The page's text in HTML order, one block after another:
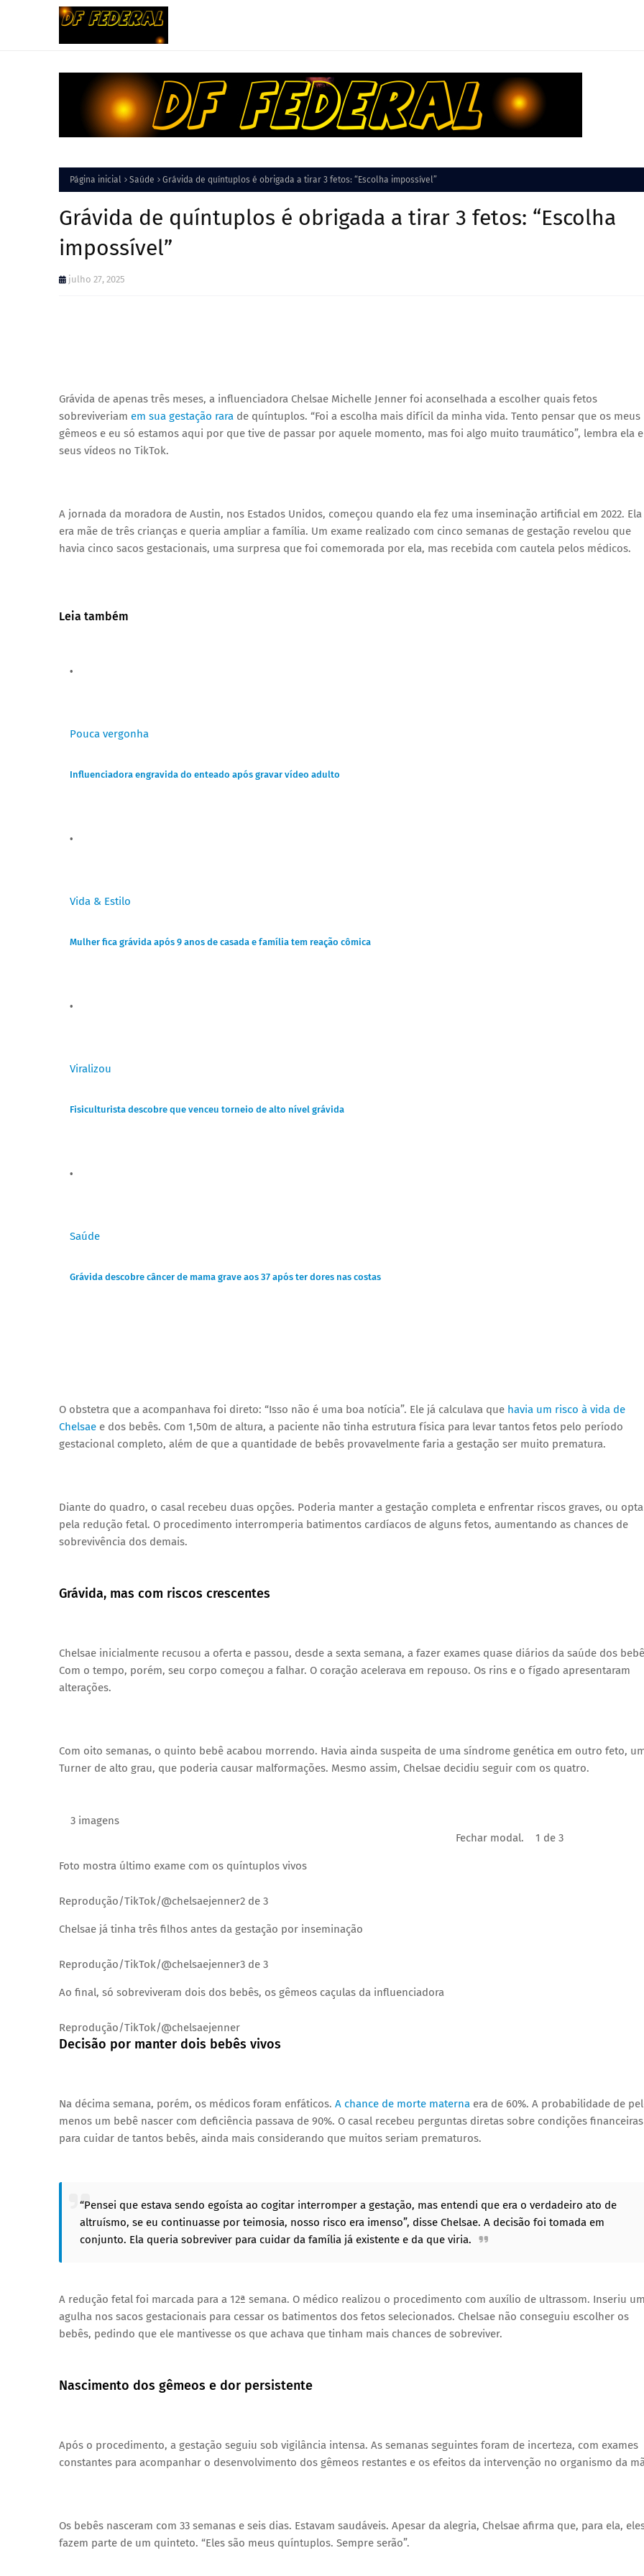
Página inicial Saúde Grávida de quíntuplos é obrigada a tirar 3 fetos: “Escolha impossível”
Grávida de quíntuplos é obrigada a tirar 3 fetos: “Escolha
impossível”
julho 27, 2025
Grávida de apenas três meses, a influenciadora Chelsae Michelle Jenner foi aconselhada a escolher quais fetos
sobreviveriam em sua gestação rara de quíntuplos. “Foi a escolha mais difícil da minha vida. Tento pensar que os meus
gêmeos e eu só estamos aqui por que tive de passar por aquele momento, mas foi algo muito traumático”, lembra ela
seus vídeos no TikTok.
A jornada da moradora de Austin, nos Estados Unidos, começou quando ela fez uma inseminação artificial em 2022. Ela
era mãe de três crianças e queria ampliar a família. Um exame realizado com cinco semanas de gestação revelou que
havia cinco sacos gestacionais, uma surpresa que foi comemorada por ela, mas recebida com cautela pelos médicos.
Leia também
Pouca vergonha
Influenciadora engravida do enteado após gravar vídeo adulto
Vida & Estilo
Mulher fica grávida após 9 anos de casada e família tem reação cômica
Viralizou
Fisiculturista descobre que venceu torneio de alto nível grávida
Saúde
Grávida descobre câncer de mama grave aos 37 após ter dores nas costas
O obstetra que a acompanhava foi direto: “Isso não é uma boa notícia”. Ele já calculava que havia um risco à vida de
Chelsae e dos bebês. Com 1,50m de altura, a paciente não tinha estrutura física para levar tantos fetos pelo período
gestacional completo, além de que a quantidade de bebês provavelmente faria a gestação ser muito prematura.
Diante do quadro, o casal recebeu duas opções. Poderia manter a gestação completa e enfrentar riscos graves, ou
pela redução fetal. O procedimento interromperia batimentos cardíacos de alguns fetos, aumentando as chances de
sobrevivência dos demais.
Grávida, mas com riscos crescentes
Chelsae inicialmente recusou a oferta e passou, desde a sexta semana, a fazer exames quase diários da saúde dos
Com o tempo, porém, seu corpo começou a falhar. O coração acelerava em repouso. Os rins e o fígado apresentaram
alterações.
Com oito semanas, o quinto bebê acabou morrendo. Havia ainda suspeita de uma síndrome genética em outro feto,
Turner de alto grau, que poderia causar malformações. Mesmo assim, Chelsae decidiu seguir com os quatro.
3 imagens
Fechar modal.
1 de 3
Foto mostra último exame com os quíntuplos vivos
Reprodução/TikTok/@chelsaejenner2 de 3
Chelsae já tinha três filhos antes da gestação por inseminação
Reprodução/TikTok/@chelsaejenner3 de 3
Ao final, só sobreviveram dois dos bebês, os gêmeos caçulas da influenciadora
Reprodução/TikTok/@chelsaejenner
Decisão por manter dois bebês vivos
Na décima semana, porém, os médicos foram enfáticos. A chance de morte materna era de 60%. A probabilidade de
menos um bebê nascer com deficiência passava de 90%. O casal recebeu perguntas diretas sobre condições financeiras
para cuidar de tantos bebês, ainda mais considerando que muitos seriam prematuros.
“Pensei que estava sendo egoísta ao cogitar interromper a gestação, mas entendi que era o verdadeiro ato de
altruísmo, se eu continuasse por teimosia, nosso risco era imenso”, disse Chelsae. A decisão foi tomada em
conjunto. Ela queria sobreviver para cuidar da família já existente e da que viria.
A redução fetal foi marcada para a 12ª semana. O médico realizou o procedimento com auxílio de ultrassom. Inseriu
agulha nos sacos gestacionais para cessar os batimentos dos fetos selecionados. Chelsae não conseguiu escolher os
bebês, pedindo que ele mantivesse os que achava que tinham mais chances de sobreviver.
Nascimento dos gêmeos e dor persistente
Após o procedimento, a gestação seguiu sob vigilância intensa. As semanas seguintes foram de incerteza, com exames
constantes para acompanhar o desenvolvimento dos gêmeos restantes e os efeitos da intervenção no organismo da
Os bebês nasceram com 33 semanas e seis dias. Estavam saudáveis. Apesar da alegria, Chelsae afirma que, para ela,
fazem parte de um quinteto. “Eles são meus quíntuplos. Sempre serão”.